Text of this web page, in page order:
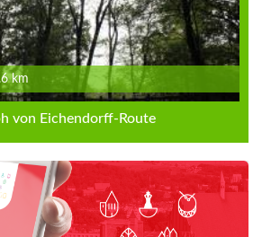
km
von Eichendorff-Route